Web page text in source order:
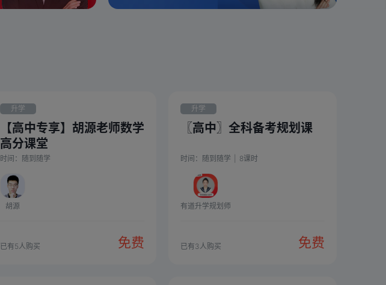
升学
【高中专享】胡源老师数学
高分课堂
时间： 随到随学
胡源
已有5人购买 免费
升学
〖高中〗全科备考规划课
时间： 随到随学 8课时
有道升学规划师
已有3人购买 免费